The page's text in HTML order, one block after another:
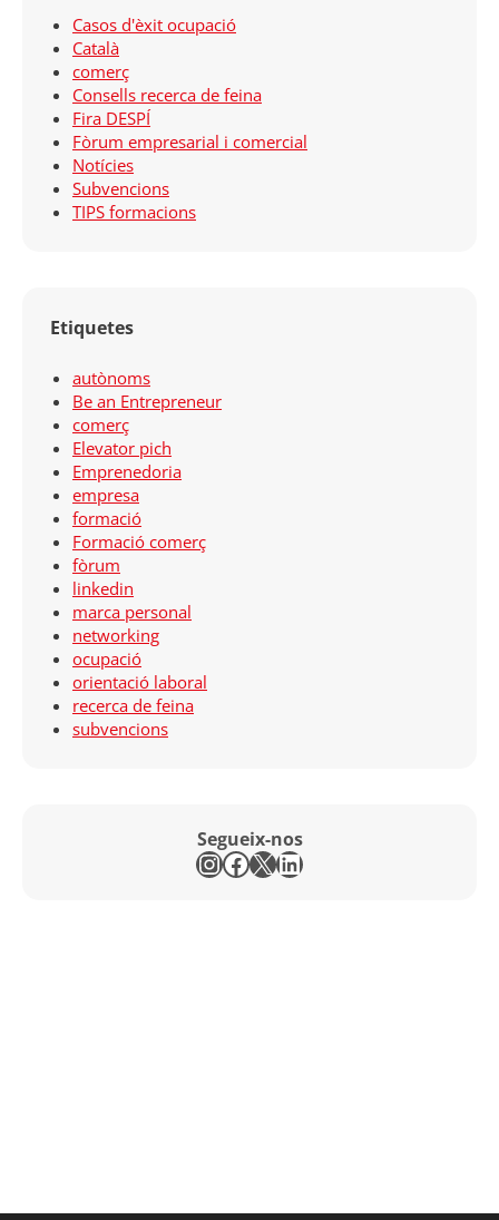
Casos d'èxit ocupació
Català
comerç
Consells recerca de feina
Fira DESPÍ
Fòrum empresarial i comercial
Notícies
Subvencions
TIPS formacions
Etiquetes
autònoms
Be an Entrepreneur
comerç
Elevator pich
Emprenedoria
empresa
formació
Formació comerç
fòrum
linkedin
marca personal
networking
ocupació
orientació laboral
recerca de feina
subvencions
Segueix-nos
Instagram
Facebook
X LinkedIn